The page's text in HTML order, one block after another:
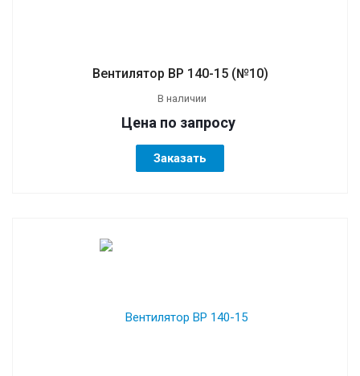
Вентилятор ВР 140-15 (№10)
В наличии
Цена по запросу
Заказать